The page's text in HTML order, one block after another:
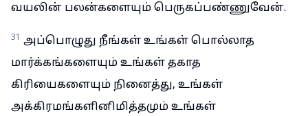
வயலின் பலன்களையும் பெருகப்பண்ணுவேன்.
31 அப்பொழுது நீங்கள் உங்கள் பொல்லாத
மார்க்கங்களையும் உங்கள் தகாத
கிரியைகளையும் நினைத்து, உங்கள்
அக்கிரமங்களினிமித்தமும் உங்கள்